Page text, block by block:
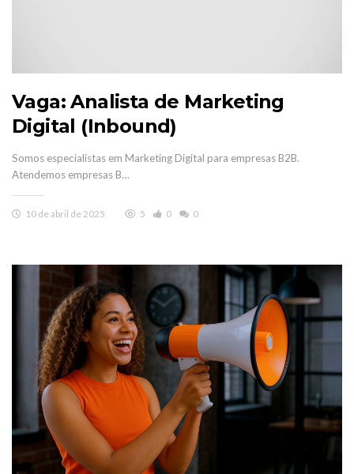
Vaga: Analista de Marketing
Digital (Inbound)
Somos especialistas em Marketing Digital para empresas B2B.
Atendemos empresas B…
10 de abril de 2025 5 0 0